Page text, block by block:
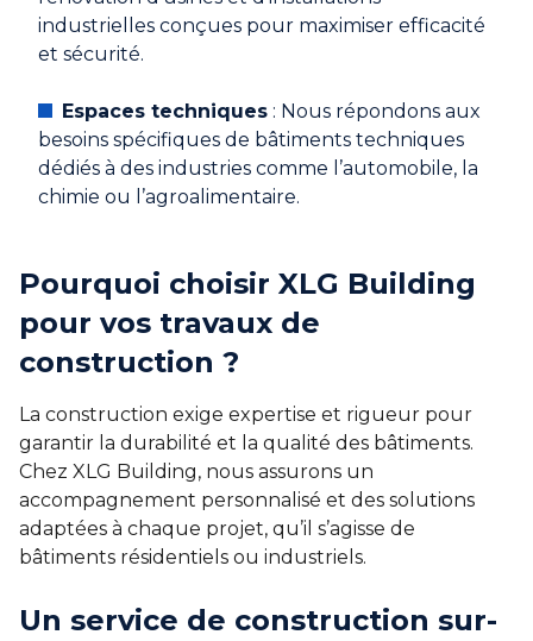
industrielles conçues pour maximiser efficacité
et sécurité.
Espaces techniques : Nous répondons aux
besoins spécifiques de bâtiments techniques
dédiés à des industries comme l’automobile, la
chimie ou l’agroalimentaire.
Pourquoi choisir XLG Building
pour vos travaux de
construction ?
La construction exige expertise et rigueur pour
garantir la durabilité et la qualité des bâtiments.
Chez XLG Building, nous assurons un
accompagnement personnalisé et des solutions
adaptées à chaque projet, qu’il s’agisse de
bâtiments résidentiels ou industriels.
Un service de construction sur-